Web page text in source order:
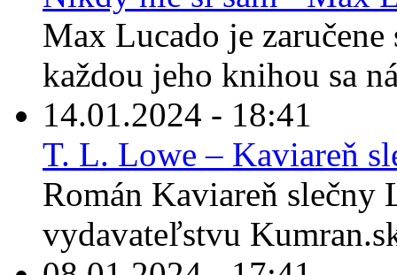
Max Lucado je
každou jeho knihou sa
14.01.2024 - 18:41
T. L. Lowe – Kaviareň
Román Kaviareň slečny
vydavateľstvu